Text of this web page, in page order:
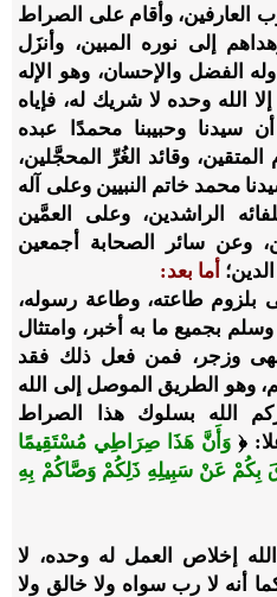
العارفين، وأقام على الصراط
إلى نوره المبين، وأنزَل
الفضل والإحسان، وهو الإله
الله وحده لا شريك له، فإياه
سيدنا وحبيبنا محمدًا عبده
وقائد الغُرِّ المحجَّلين،
محمد خاتم النبيين وعلى آله
الراشدين، وعلى العمَّين
وعن سائر الصحابة أجمعين
أما بعد:
بلزوم طاعته، وطاعة رسوله،
بجميع ما به أخبر، وامتثال
نهى وزجر، فمن فعل ذلك فقد
وهو الطريق الموصل إلى الله
الله بسلوك هذا الصراط
﴿ وَأَنَّ هَذَا صِرَاطِي مُسْتَقِيمًا
بِكُمْ عَنْ سَبِيلِهِ ذَلِكُمْ وَصَّاكُمْ بِهِ
إخلاص العمل له وحده، لا
أنه لا رب سواه ولا خالق ولا